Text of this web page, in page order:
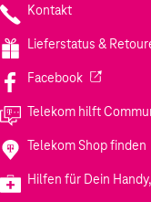
Kontakt
Lieferstatus &
Facebook(Wird in
Telekom hilft
Telekom Shop finden
Hilfen für Dein